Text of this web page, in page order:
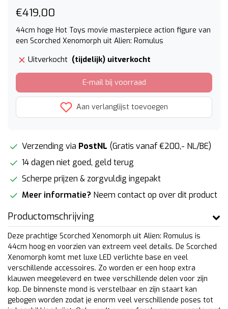
€419,00
44cm hoge Hot Toys movie masterpiece action figure van
een Scorched Xenomorph uit Alien: Romulus
Uitverkocht (tijdelijk) uitverkocht
E-mail bij voorraad
Aan verlanglijst toevoegen
Verzending via PostNL (Gratis vanaf €200,- NL/BE)
14 dagen niet goed, geld terug
Scherpe prijzen & zorgvuldig ingepakt
Meer informatie? Neem contact op over dit product
Productomschrijving
Deze prachtige Scorched Xenomorph uit Alien: Romulus is
44cm hoog en voorzien van extreem veel details. De Scorched
Xenomorph komt met luxe LED verlichte base en veel
verschillende accessoires. Zo worden er een hoop extra
klauwen meegeleverd en twee verschillende delen voor zijn
kop. De binnenste mond is verstelbaar en zijn staart kan
gebogen worden zodat je enorm veel verschillende poses tot